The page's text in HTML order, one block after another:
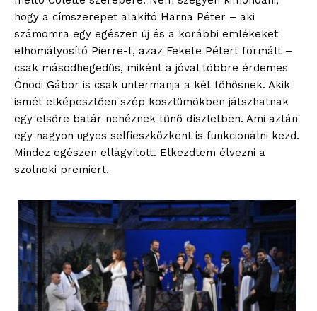
hogy a címszerepet alakító Harna Péter – aki
számomra egy egészen új és a korábbi emlékeket
elhomályosító Pierre-t, azaz Fekete Pétert formált –
csak másodhegedűs, miként a jóval többre érdemes
Ónodi Gábor is csak untermanja a két főhősnek. Akik
ismét elképesztően szép kosztümökben játszhatnak
egy elsőre batár nehéznek tűnő díszletben. Ami aztán
egy nagyon ügyes selfieszközként is funkcionálni kezd.
Mindez egészen ellágyított. Elkezdtem élvezni a
szolnoki premiert.